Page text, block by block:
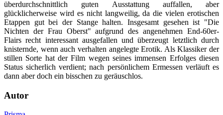
überdurchschnittlich guten Ausstattung auffallen, aber
glücklicherweise wird es nicht langweilig, da die vielen erotischen
Etappen gut bei der Stange halten. Insgesamt gesehen ist "Die
Nichten der Frau Oberst" aufgrund des angenehmen End-60er-
Flairs recht interessant ausgefallen und überzeugt letztlich durch
knisternde, wenn auch verhalten angelegte Erotik. Als Klassiker der
stillen Sorte hat der Film wegen seines immensen Erfolges diesen
Status sicherlich verdient; nach persönlichem Ermessen verläuft es
dann aber doch ein bisschen zu geräuschlos.
Autor